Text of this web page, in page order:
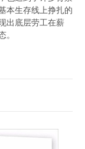
本生存线上挣扎的
出底层劳工在薪
。